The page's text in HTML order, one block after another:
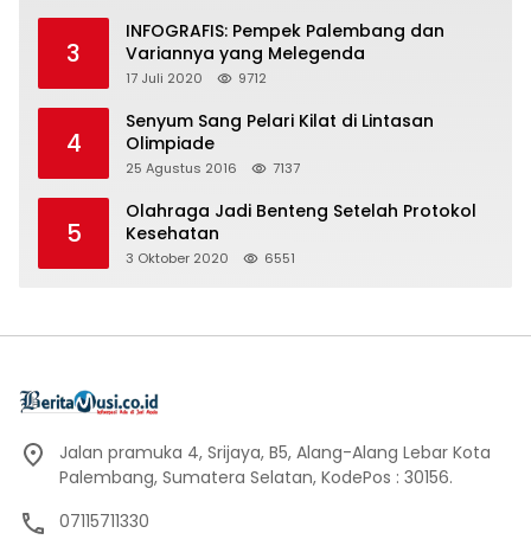
3
INFOGRAFIS: Pempek Palembang dan
Variannya yang Melegenda
17 Juli 2020 9712
4
Senyum Sang Pelari Kilat di Lintasan
Olimpiade
25 Agustus 2016 7137
5
Olahraga Jadi Benteng Setelah Protokol
Kesehatan
3 Oktober 2020 6551
Jalan pramuka 4, Srijaya, B5, Alang-Alang Lebar Kota
Palembang, Sumatera Selatan, KodePos : 30156.
07115711330